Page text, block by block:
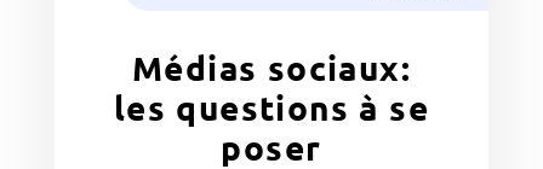
Médias sociaux:
les questions à se
poser